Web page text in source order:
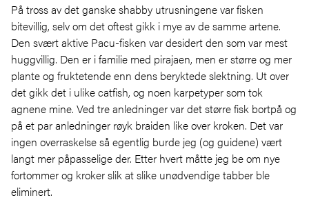
På tross av det ganske shabby utrusningene var fisken
bitevillig, selv om det oftest gikk i mye av de samme artene.
Den svært aktive Pacu-fisken var desidert den som var mest
huggvillig. Den er i familie med pirajaen, men er større og mer
plante og fruktetende enn dens beryktede slektning. Ut over
det gikk det i ulike catfish, og noen karpetyper som tok
agnene mine. Ved tre anledninger var det større fisk bortpå og
på et par anledninger røyk braiden like over kroken. Det var
ingen overraskelse så egentlig burde jeg (og guidene) vært
langt mer påpasselige der. Etter hvert måtte jeg be om nye
fortommer og kroker slik at slike unødvendige tabber ble
eliminert.